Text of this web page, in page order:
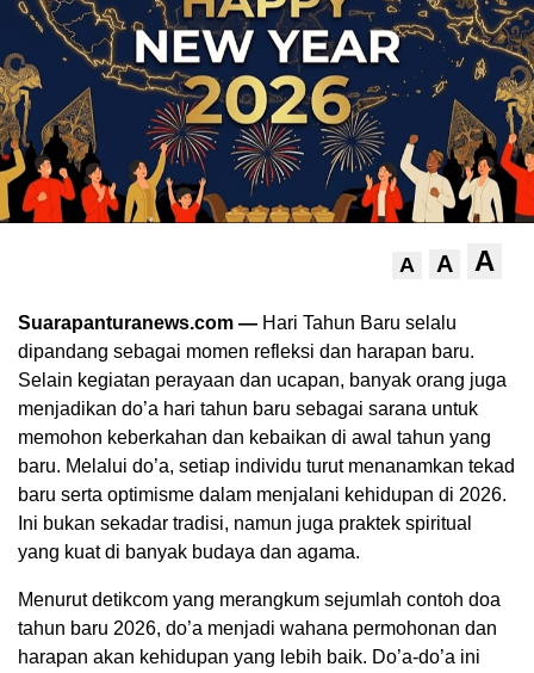
A A A
Suarapanturanews.com — Hari Tahun Baru selalu
dipandang sebagai momen refleksi dan harapan baru.
Selain kegiatan perayaan dan ucapan, banyak orang juga
menjadikan do’a hari tahun baru sebagai sarana untuk
memohon keberkahan dan kebaikan di awal tahun yang
baru. Melalui do’a, setiap individu turut menanamkan tekad
baru serta optimisme dalam menjalani kehidupan di 2026.
Ini bukan sekadar tradisi, namun juga praktek spiritual
yang kuat di banyak budaya dan agama.
Menurut detikcom yang merangkum sejumlah contoh doa
tahun baru 2026, do’a menjadi wahana permohonan dan
harapan akan kehidupan yang lebih baik. Do’a-do’a ini